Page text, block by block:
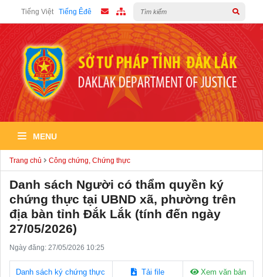
Tiếng Việt Tiếng Êđê
MENU
Trang chủ Công chứng, Chứng thực
Danh sách Người có thẩm quyền ký
chứng thực tại UBND xã, phường trên
địa bàn tỉnh Đắk Lắk (tính đến ngày
27/05/2026)
Ngày đăng: 27/05/2026 10:25
Danh sách ký chứng thực
Tải file Xem văn bản